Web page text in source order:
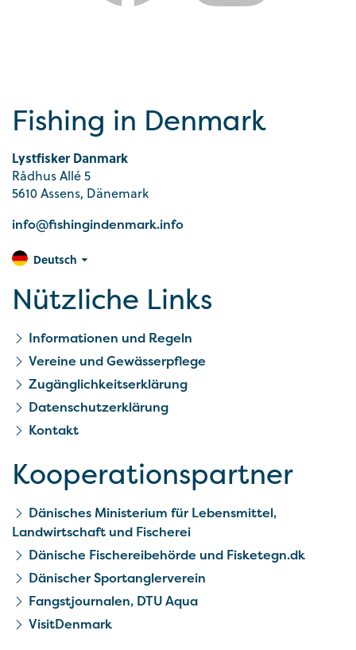
Fishing in Denmark
Lystfisker Danmark
Rådhus Allé 5
5610 Assens, Dänemark
info@fishingindenmark.info
Deutsch
Nützliche Links
Informationen und Regeln
Vereine und Gewässerpflege
Zugänglichkeitserklärung
Datenschutzerklärung
Kontakt
Kooperationspartner
Dänisches Ministerium für Lebensmittel,
Landwirtschaft und Fischerei
Dänische Fischereibehörde und Fisketegn.dk
Dänischer Sportanglerverein
Fangstjournalen, DTU Aqua
VisitDenmark